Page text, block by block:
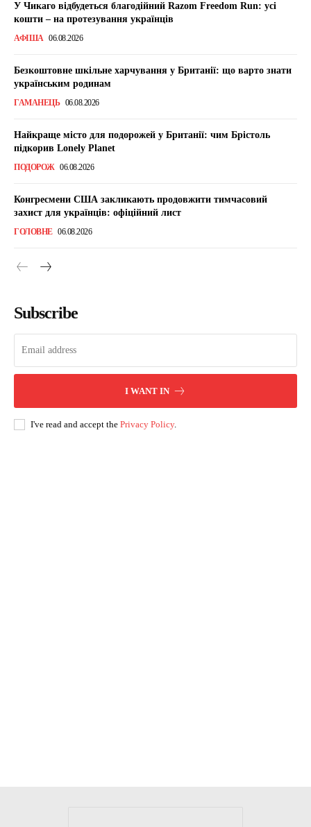
У Чикаго відбудеться благодійний Razom Freedom Run: усі
кошти – на протезування українців
АФІША 06.08.2026
Безкоштовне шкільне харчування у Британії: що варто знати
українським родинам
ГАМАНЕЦЬ 06.08.2026
Найкраще місто для подорожей у Британії: чим Брістоль
підкорив Lonely Planet
ПОДОРОЖ 06.08.2026
Конгресмени США закликають продовжити тимчасовий
захист для українців: офіційний лист
ГОЛОВНЕ 06.08.2026
Subscribe
I WANT IN
I've read and accept the Privacy Policy.